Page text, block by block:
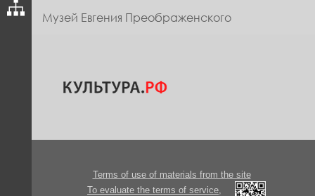
Музей Евгения Преображенского
Terms of use of materials from the site
To evaluate the terms of service,